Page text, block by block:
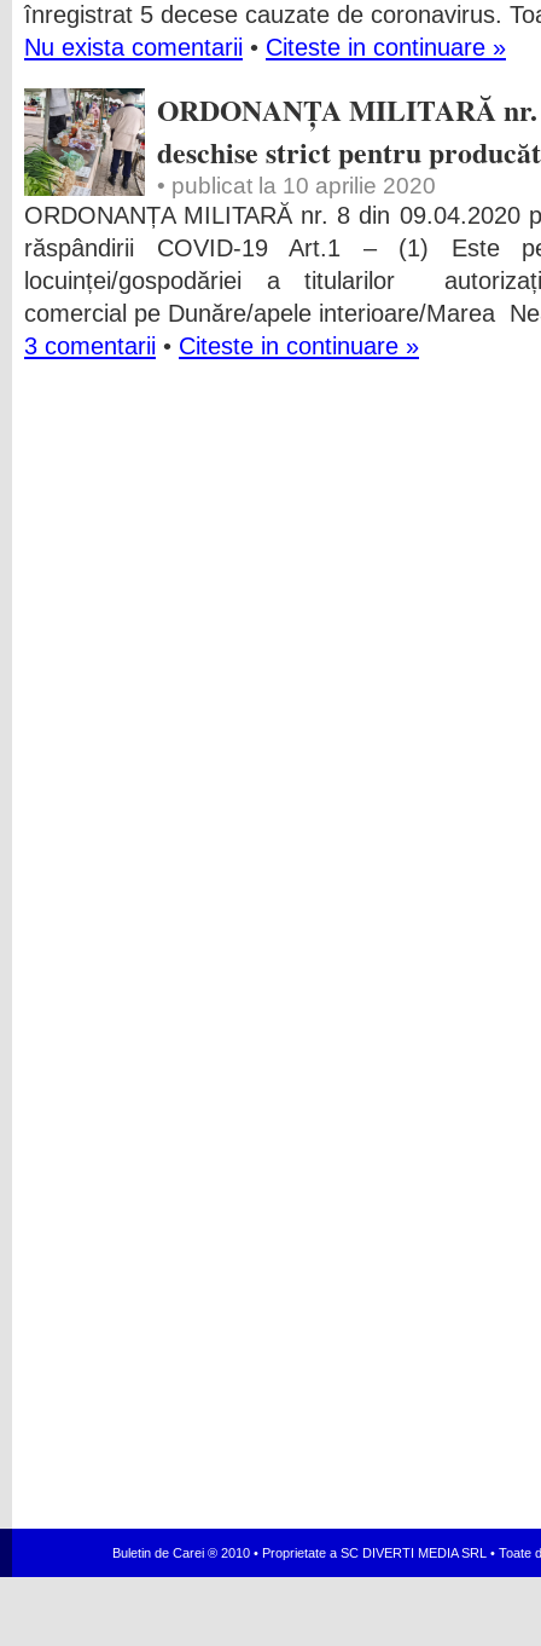
înregistrat 5 decese cauzate de coronavirus.
Nu exista comentarii • Citeste in continuare »
ORDONANȚA MILITARĂ
deschise strict pentru
• publicat la 10 aprilie 2020
ORDONANȚA MILITARĂ nr. 8 din 09.04.2020
răspândirii COVID-19 Art.1 – (1) Este
locuinței/gospodăriei a titularilor
comercial pe Dunăre/apele interioare/Marea
3 comentarii • Citeste in continuare »
Buletin de Carei ® 2010 • Proprietate a SC DIVERTI MEDIA SRL •